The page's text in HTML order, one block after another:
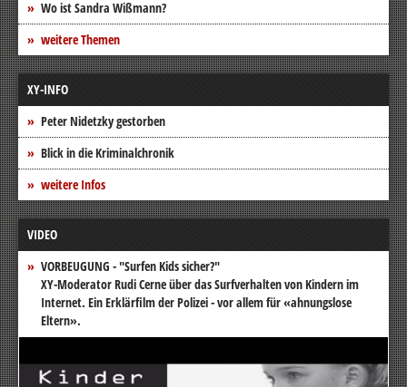
Wo ist Sandra Wißmann?
weitere Themen
XY-INFO
Peter Nidetzky gestorben
Blick in die Kriminalchronik
weitere Infos
VIDEO
VORBEUGUNG - "Surfen Kids sicher?"
XY-Moderator Rudi Cerne über das Surfverhalten von Kindern im
Internet. Ein Erklärfilm der Polizei - vor allem für «ahnungslose
Eltern».
Video-